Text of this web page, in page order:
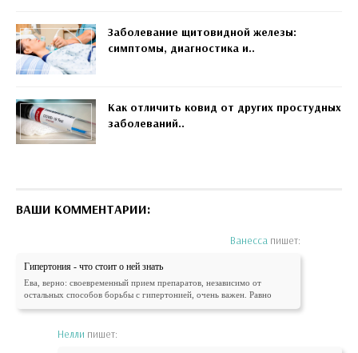
Заболевание щитовидной железы:
симптомы, диагностика и..
Как отличить ковид от других простудных
заболеваний..
ВАШИ КОММЕНТАРИИ:
Ванесса пишет:
Гипертония - что стоит о ней знать
Ева, верно: своевременный прием препаратов, независимо от
остальных способов борьбы с гипертонией, очень важен. Равно
Нелли пишет: